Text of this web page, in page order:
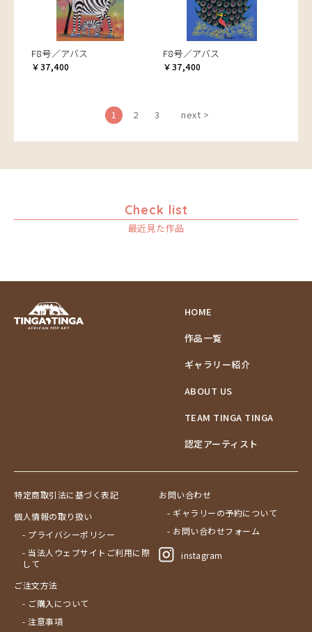
F8号／アバス
￥37,400
F8号／アバス
￥37,400
1 2 3 next >
Check list
最近見た作品
HOME
作品一覧
ギャラリー紹介
ABOUT US
TEAM TINGA TINGA
認定アーティスト
特定商取引法に基づく表記
個人情報の取り扱い
- プライバシーポリシー
- 当法人ウェブサイトご利用に際
して
ご注文方法
- ご購入について
- 注意事項
お問い合わせ
- ギャラリーの予約について
- お問い合わせフォーム
instagram